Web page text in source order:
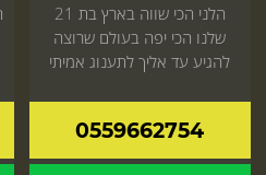
הלני הכי שווה בארץ בת 21
שלנו הכי יפה בעולם שרוצה
להגיע עד אליך לתענוג אמיתי
0559662754